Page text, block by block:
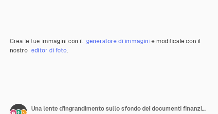
Crea le tue immagini con il generatore di immagini e modificale con il
nostro editor di foto.
Una lente d'ingrandimento sullo sfondo dei documenti finanziari